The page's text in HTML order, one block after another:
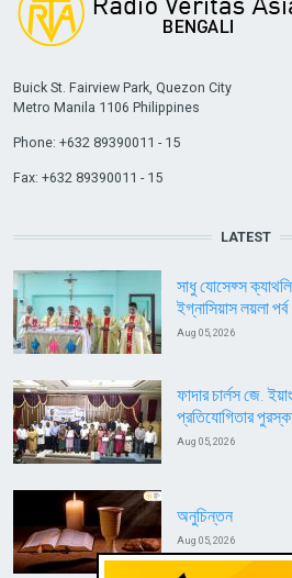
Buick St. Fairview Park, Quezon City
Metro Manila 1106 Philippines
Phone: +632 89390011 - 15
Fax: +632 89390011 - 15
LATEST
সাধু যোসেফ্স
ইগ্নাসিয়াস লয়লা পর্ব
Aug 05, 2026
ফাদার চার্লস জে.
প্রতিযোগিতার
Aug 05, 2026
অনুচিন্তন
Aug 05, 2026